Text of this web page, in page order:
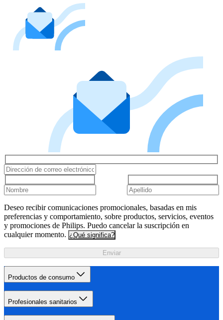
Deseo recibir comunicaciones promocionales, basadas en mis
preferencias y comportamiento, sobre productos, servicios, eventos
y promociones de Philips. Puedo cancelar la suscripción en
cualquier momento. ¿Qué significa?
Enviar
Productos de consumo
Profesionales sanitarios